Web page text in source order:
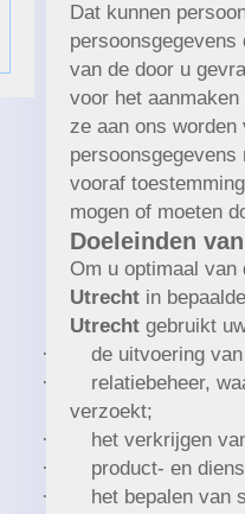
Dat kunnen
van de door u
voor het
ze aan ons
vooraf
mogen of moeten
Doeleinden
Om u optimaal
Utrecht in
Utrecht gebruikt
·
de uitvoering
·
relatiebeheer,
verzoekt;
·
het verkrijgen
·
product- en
·
het bepalen van